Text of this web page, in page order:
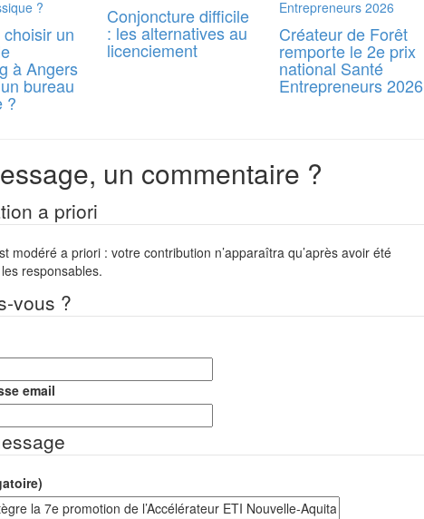
un
à Angers
bureau
?
Conjoncture difficile
: les alternatives au
licenciement
Créateur de Forêt
remporte le 2e prix
national Santé
Entrepreneurs 2026
un commentaire ?
a priori
modéré a priori : votre contribution n’apparaîtra qu’après avoir été
responsables.
vous ?
email